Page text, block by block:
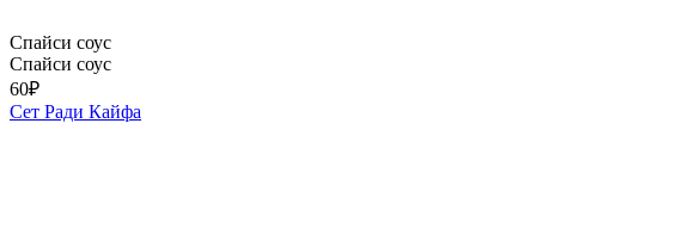
Спайси соус
Спайси соус
60₽
Сет Ради Кайфа